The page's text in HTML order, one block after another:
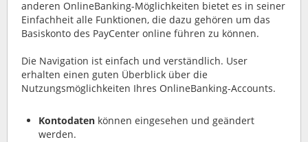
anderen OnlineBanking-Möglichkeiten bietet es in seiner
Einfachheit alle Funktionen, die dazu gehören um das
Basiskonto des PayCenter online führen zu können.
Die Navigation ist einfach und verständlich. User
erhalten einen guten Überblick über die
Nutzungsmöglichkeiten Ihres OnlineBanking-Accounts.
Kontodaten können eingesehen und geändert
werden.